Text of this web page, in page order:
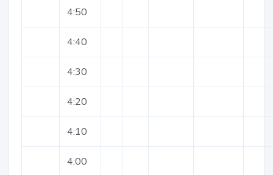
4:50
4:40
4:30
4:20
4:10
4:00